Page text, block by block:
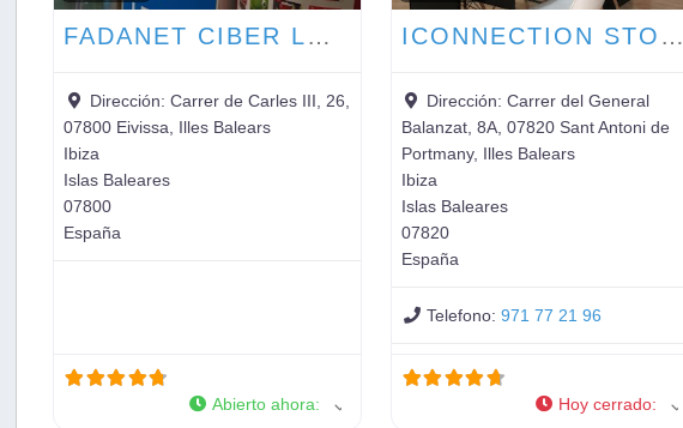
FADANET CIBER LOCUTORIO
Dirección: Carrer de Carles III, 26,
07800 Eivissa, Illes Balears
Ibiza
Islas Baleares
07800
España
Abierto ahora:
ICONNECTION STORE
Dirección:Carrer del General
Balanzat, 8A, 07820 Sant Antoni de
Portmany, Illes Balears
Ibiza
Islas Baleares
07820
España
Telefono:971 77 21 96
Hoy cerrado: